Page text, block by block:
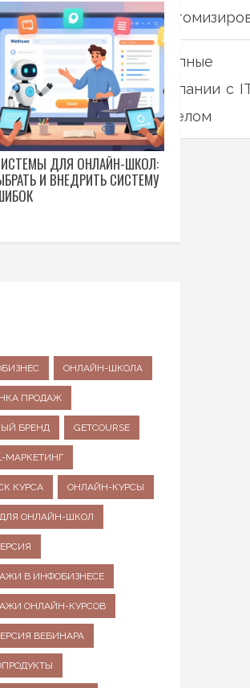
Да
Крупные
компании с
отделом
ДЛЯ ОНЛАЙН-ШКОЛ:
И ВНЕДРИТЬ СИСТЕМУ
ОНЛАЙН-ШКОЛА
ПРОДАЖ
БРЕНД GETCOURSE
МАРКЕТИНГ
КУРСА ОНЛАЙН-КУРСЫ
ДЛЯ ОНЛАЙН-ШКОЛ
В ИНФОБИЗНЕСЕ
ОНЛАЙН-КУРСОВ
ВЕБИНАРА